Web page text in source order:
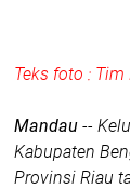
Teks foto :
Mandau --
Kabupaten
Provinsi Riau